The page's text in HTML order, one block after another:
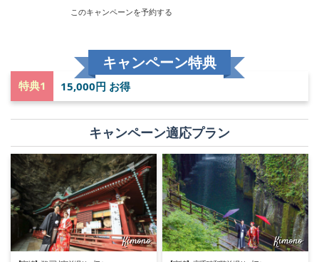
このキャンペーンを予約する
キャンペーン特典
特典1 15,000円 お得
キャンペーン適応プラン
Kimono Kimono